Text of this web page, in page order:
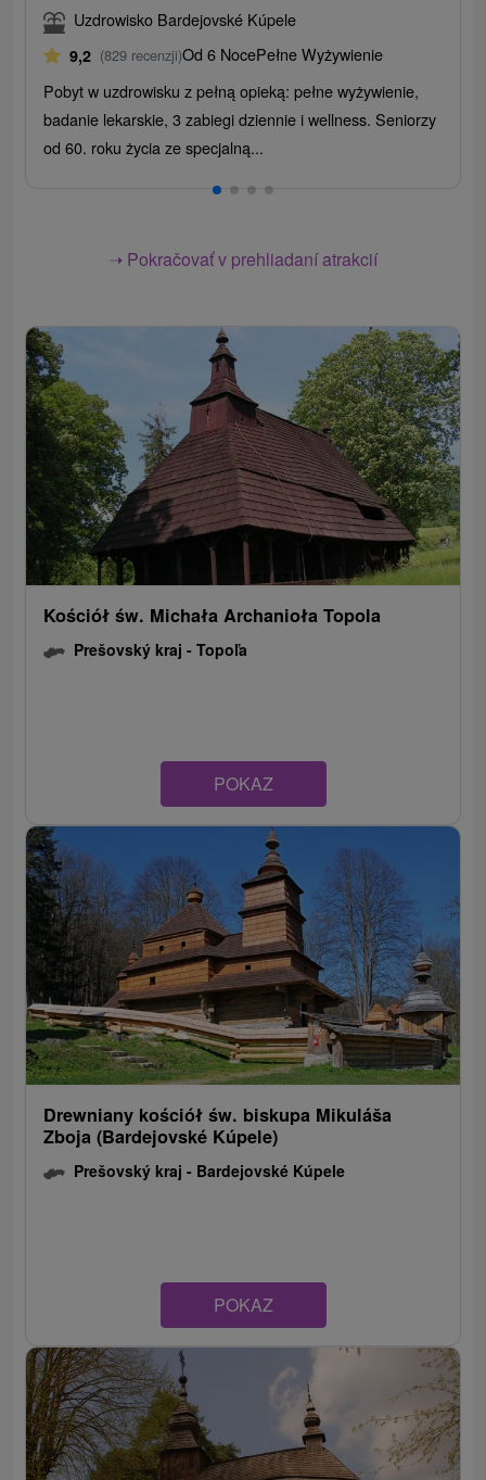
Uzdrowisko Bardejovské Kúpele
9,2 (829 recenzji)Od 6 NocePełne Wyżywienie
Pobyt w uzdrowisku z pełną opieką: pełne wyżywienie,
badanie lekarskie, 3 zabiegi dziennie i wellness. Seniorzy
od 60. roku życia ze specjalną...
➝ Pokračovať v prehliadaní atrakcií
Kościół św. Michała Archanioła Topola
Prešovský kraj -Topoľa
POKAZ
Drewniany kościół św. biskupa Mikuláša
Zboja (Bardejovské Kúpele)
Prešovský kraj - Bardejovské Kúpele
POKAZ